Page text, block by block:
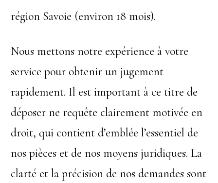
région Savoie (environ 18 mois).
Nous mettons notre expérience à votre
service pour obtenir un jugement
rapidement. Il est important à ce titre de
déposer ne requête clairement motivée en
droit, qui contient d’emblée l’essentiel de
nos pièces et de nos moyens juridiques. La
clarté et la précision de nos demandes sont